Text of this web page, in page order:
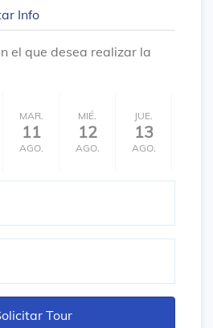
Info
el que desea realizar la
MAR.
11
AGO.
MIÉ.
12
AGO.
JUE.
13
AGO.